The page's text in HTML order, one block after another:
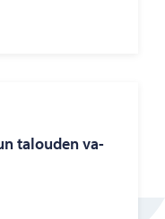
ta­lou­den va­